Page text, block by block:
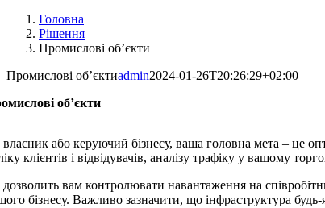
Головна
Рішення
Промислові об’єкти
Промислові об’єктиadmin2024-01-26T20:26:29+02:00
об’єкти
або керуючий бізнесу, ваша головна мета – це
клієнтів і відвідувачів, аналізу трафіку у вашому
вам контролювати навантаження на
бізнесу. Важливо зазначити, що інфраструктура